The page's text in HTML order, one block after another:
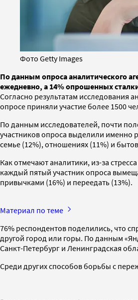
Фото Getty Images
По данным опроса аналитического
ежедневно, а 14% опрошенных
Согласно результатам исследования
опросе приняли участие более 1500
По данным исследователей, почти
участников опроса выделили именно
семье (12%), отношениях (11%) и
Как отмечают аналитики, из-за
каждый пятый участник опроса
привычками (16%) и переедать (13%).
Материал по теме
76% респондентов поделились, что
другой город или горы. По данным
Санкт-Петербург и Ленинградская
Среди других способов борьбы с